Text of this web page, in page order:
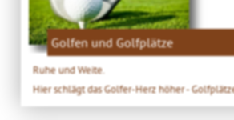
Golfen und Golfplätze
Ruhe und Weite.
Hier schlägt das Golfer-Herz höher -